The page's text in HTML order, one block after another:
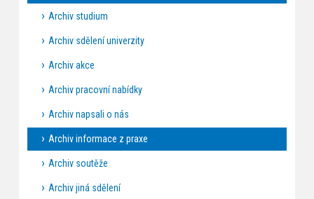
Archiv studium
Archiv sdělení univerzity
Archiv akce
Archiv pracovní nabídky
Archiv napsali o nás
Archiv informace z praxe
Archiv soutěže
Archiv jiná sdělení